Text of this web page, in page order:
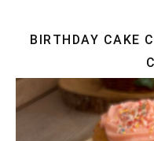
BIRTHDAY CAKE